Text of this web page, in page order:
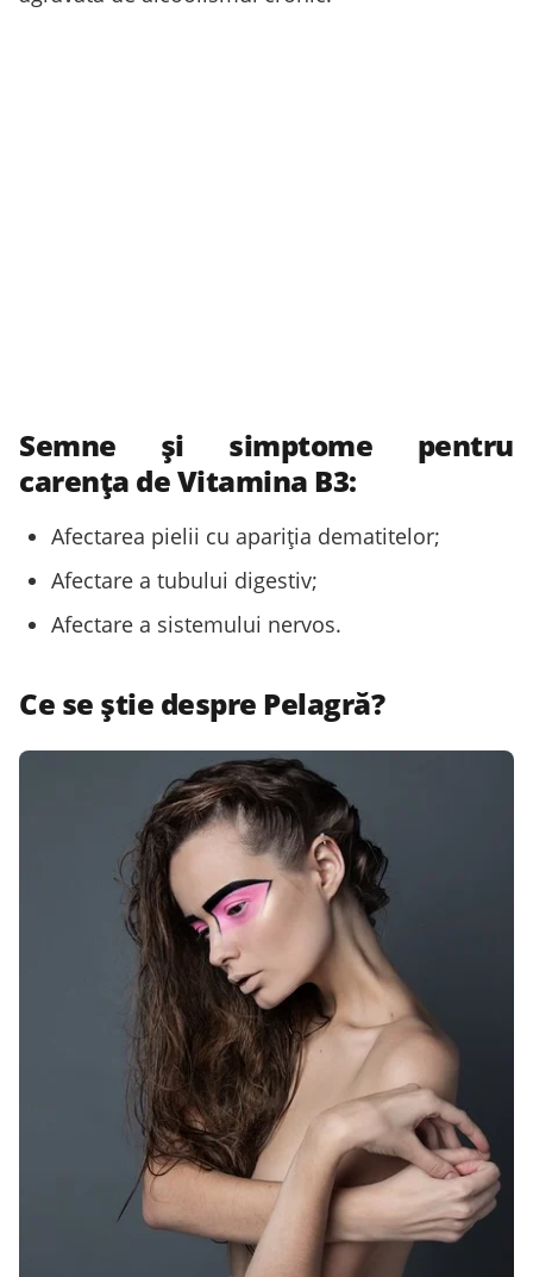
Semne și simptome pentru
carența de Vitamina B3:
Afectarea pielii cu apariția dematitelor;
Afectare a tubului digestiv;
Afectare a sistemului nervos.
Ce se știe despre Pelagră?